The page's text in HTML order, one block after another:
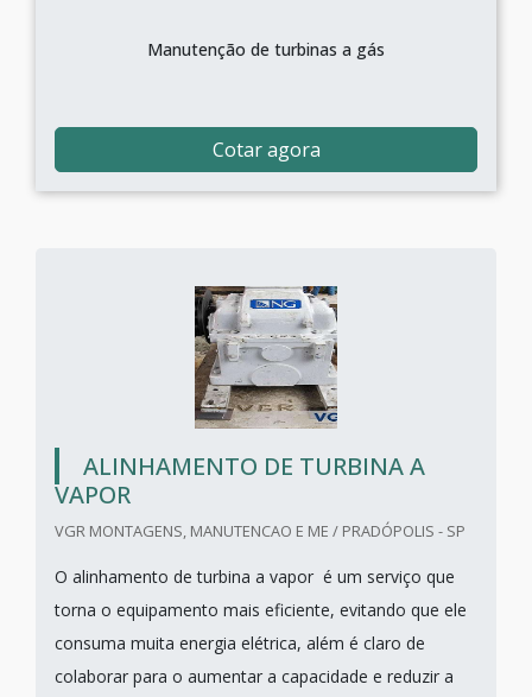
Manutenção de turbinas a gás
Cotar agora
ALINHAMENTO DE TURBINA A
VAPOR
VGR MONTAGENS, MANUTENCAO E ME / PRADÓPOLIS - SP
O alinhamento de turbina a vapor é um serviço que
torna o equipamento mais eficiente, evitando que ele
consuma muita energia elétrica, além é claro de
colaborar para o aumentar a capacidade e reduzir a